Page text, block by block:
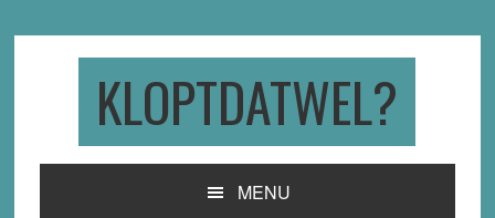
KLOPTDATWEL?
MENU